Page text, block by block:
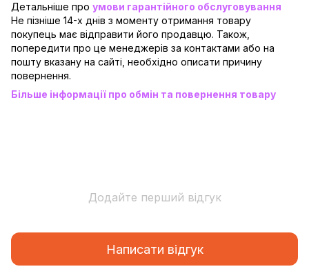
Детальніше про умови гарантійного обслуговування
Не пізніше 14-х днів з моменту отримання товару
покупець має відправити його продавцю. Також,
попередити про це менеджерів за контактами або на
пошту вказану на сайті, необхідно описати причину
повернення.
Більше інформації про обмін та повернення товару
Додайте перший відгук
Написати відгук